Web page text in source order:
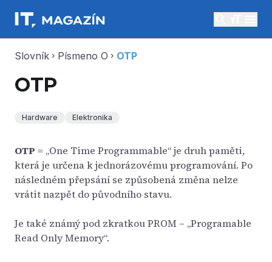
Slovník chevron_right Písmeno O chevron_right OTP
OTP
Hardware Elektronika
OTP = „One Time Programmable“ je druh paměti,
která je určena k jednorázovému programování. Po
následném přepsání se způsobená změna nelze
vrátit nazpět do původního stavu.
Je také známý pod zkratkou PROM – „Programable
Read Only Memory“.